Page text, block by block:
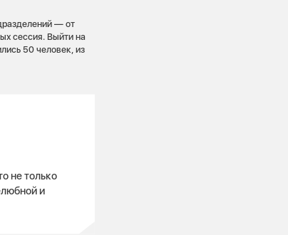
— от
сессия. Выйти на
50 человек, из
не только
и